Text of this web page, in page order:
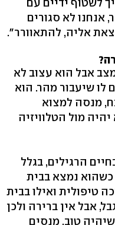
לשטוף ידיים עם
אנחנו לא סגורים
אליה, להתאוורר".
אבל הוא עצוב לא
לו שיעבור מהר. הוא
מנסה למצוא
מול הטלוויזיה
הרגילים, בגלל
כשהוא נמצא בבית
טיפולית ואילו בבית
אבל אין ברירה ולכן
טוב. מנסים